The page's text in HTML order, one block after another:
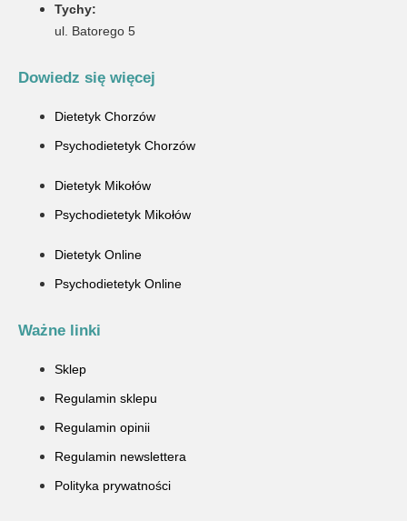
Tychy:
ul. Batorego 5
Dowiedz się więcej
Dietetyk Chorzów
Psychodietetyk Chorzów
Dietetyk Mikołów
Psychodietetyk Mikołów
Dietetyk Online
Psychodietetyk Online
Ważne linki
Sklep
Regulamin sklepu
Regulamin opinii
Regulamin newslettera
Polityka prywatności